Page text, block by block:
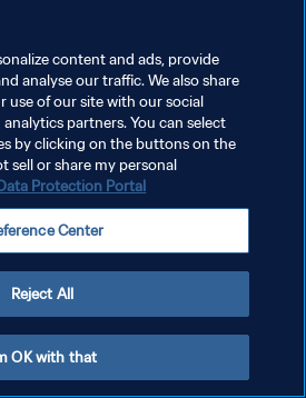
سياسة الخصوصية
إدارة تفضيلات ملفات تعريف الارتباط
content and ads, provide
analyse our traffic. We also share
use of our site with our social
partners. You can select
by clicking on the buttons on the
sell or share my personal
Protection Portal
Center
Reject All
OK with that